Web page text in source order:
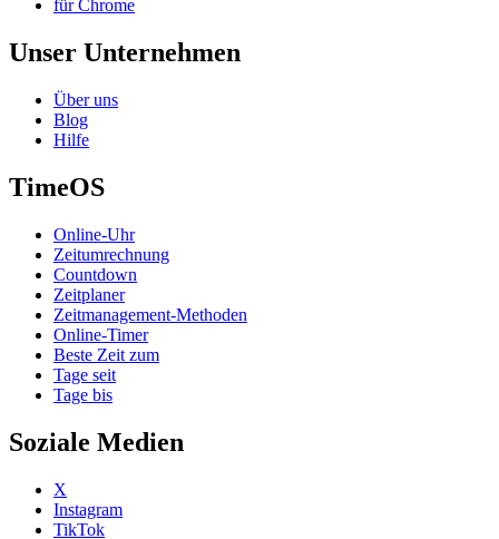
für Chrome
Unser Unternehmen
Über uns
Blog
Hilfe
TimeOS
Online-Uhr
Zeitumrechnung
Countdown
Zeitplaner
Zeitmanagement-Methoden
Online-Timer
Beste Zeit zum
Tage seit
Tage bis
Soziale Medien
X
Instagram
TikTok